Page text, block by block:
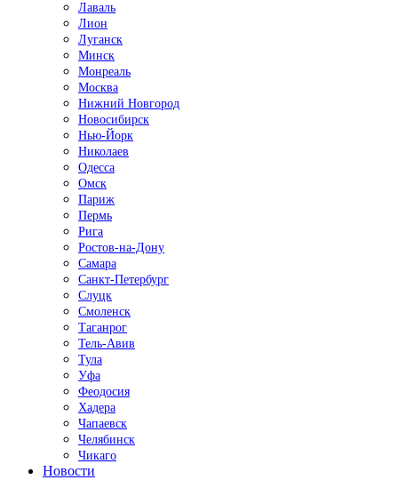
Лаваль
Лион
Луганск
Минск
Монреаль
Москва
Нижний Новгород
Новосибирск
Нью-Йорк
Николаев
Одесса
Омск
Париж
Пермь
Рига
Ростов-на-Дону
Самара
Санкт-Петербург
Слуцк
Смоленск
Таганрог
Тель-Авив
Тула
Уфа
Феодосия
Хадера
Чапаевск
Челябинск
Чикаго
Новости